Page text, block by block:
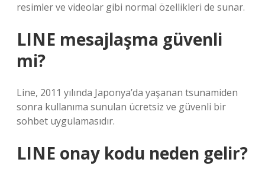
resimler ve videolar gibi normal özellikleri de sunar.
LINE mesajlaşma güvenli
mi?
Line, 2011 yılında Japonya’da yaşanan tsunamiden
sonra kullanıma sunulan ücretsiz ve güvenli bir
sohbet uygulamasıdır.
LINE onay kodu neden gelir?